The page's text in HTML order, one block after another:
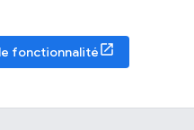
fonctionnalité